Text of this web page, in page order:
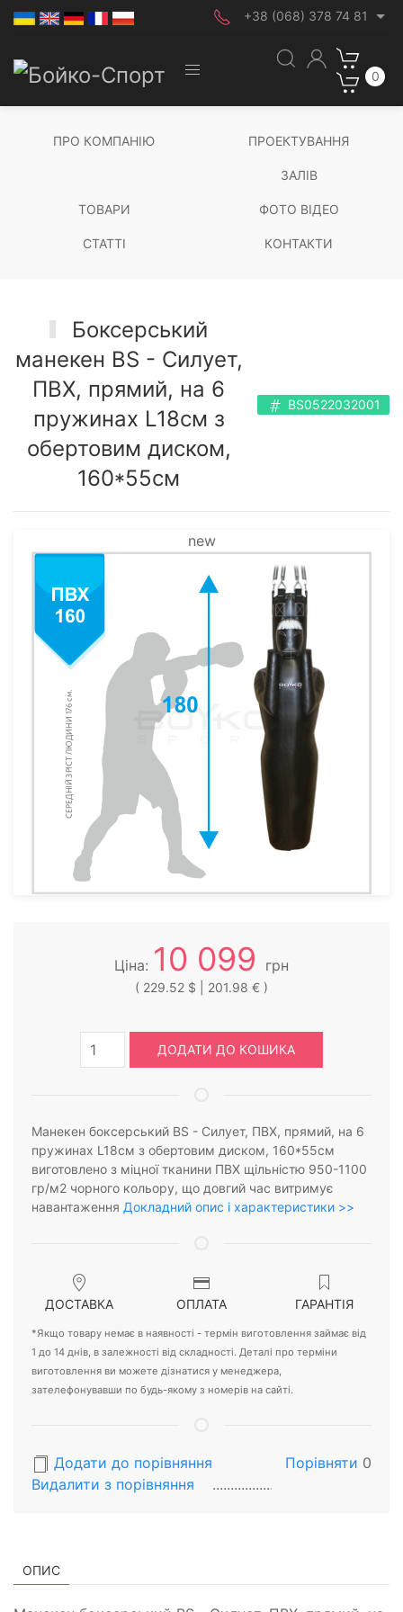
+38 (068) 378 74 81
0
ПРО КОМПАНІЮ ПРОЕКТУВАННЯ
ЗАЛІВ
ТОВАРИ ФОТО ВІДЕО
СТАТТІ КОНТАКТИ
Боксерський
манекен BS - Силует,
ПВХ, прямий, на 6
пружинах L18cм з
обертовим диском,
160*55см
BS0522032001
new
Ціна: 10 099 грн
( 229.52 $ | 201.98 € )
ДОДАТИ ДО КОШИКА
Манекен боксерський BS - Силует, ПВХ, прямий, на 6
пружинах L18cм з обертовим диском, 160*55см
виготовлено з міцної тканини ПВХ щільністю 950-1100
гр/м2 чорного кольору, що довгий час витримує
навантаження Докладний опис і характеристики >>
ДОСТАВКА ОПЛАТА ГАРАНТІЯ
*Якщо товару немає в наявності - термін виготовлення займає від
1 до 14 днів, в залежності від складності. Деталі про терміни
виготовлення ви можете дізнатися у менеджера,
зателефонувавши по будь-якому з номерів на сайті.
Додати до порівняння
Видалити з порiвняння
Порівняти 0
ОПИС